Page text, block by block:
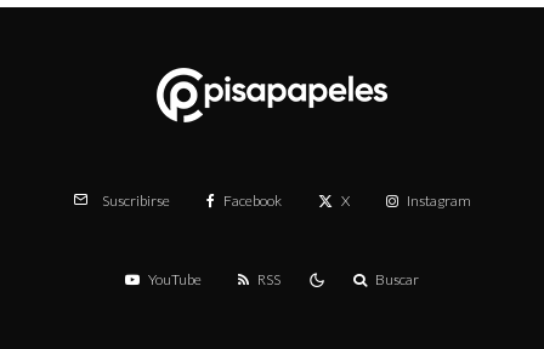
Suscribirse Facebook X Instagram
YouTube RSS Buscar